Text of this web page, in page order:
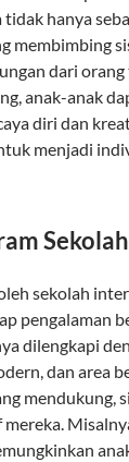
hanya
membimbing
dari orang
anak-anak
diri dan
menjadi
sekolah
pengalaman
dilengkapi
dan area
mendukung,